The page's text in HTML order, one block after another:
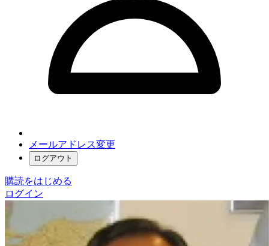
メールアドレス変更
ログアウト
購読をはじめる
ログイン